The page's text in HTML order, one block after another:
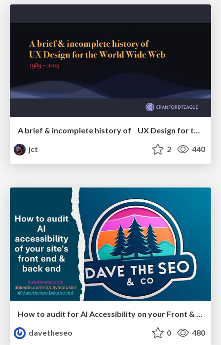
A brief & incomplete history of UX Design for the World Wide Web: 1989–2019
jct
2 440
davetheseo
0 480